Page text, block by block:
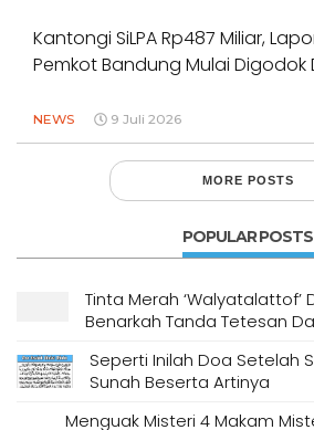
Kantongi SiLPA Rp487 Miliar,
Pemkot Bandung Mulai Digodok
NEWS 9 Juli 2026
MORE POSTS
POPULAR POSTS
Tinta Merah ‘Walyatalattof’
Benarkah Tanda Tetesan
Seperti Inilah Doa Setelah
Sunah Beserta Artinya
Menguak Misteri 4 Makam